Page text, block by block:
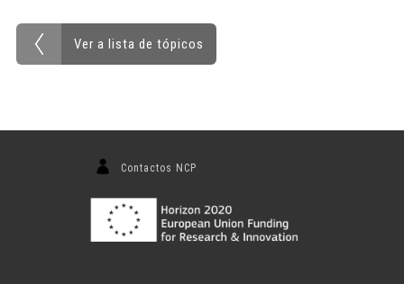
Ver a lista de tópicos
Contactos NCP